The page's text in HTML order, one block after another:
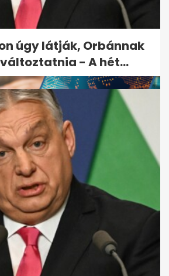
csodája lenyűgöző
úgy látják, Orbánnak
- A hét...